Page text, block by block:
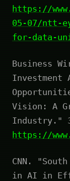
https://
05-07/ntt-
for-data-
Business
Investment
Vision: A
Industry."
https://
CNN.
in AI in